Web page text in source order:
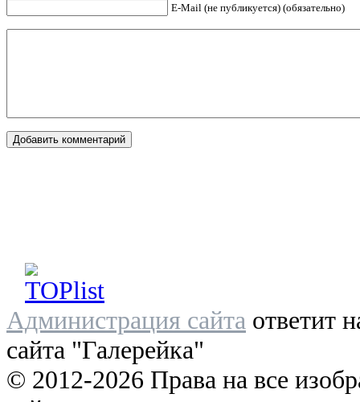
E-Mail (не публикуется) (обязательно)
Администрация сайта ответит
сайта "Галерейка"
© 2012-2026 Права на все